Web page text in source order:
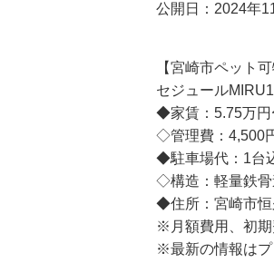
公開日：2024年
【宮崎市ペット可
セジュール
◆家賃：5.75万円
◇管理費：4,500
◆駐車場代：1台
◇構造：軽量鉄骨
◆住所：宮崎市恒
※月額費用、初期
※最新の情報は